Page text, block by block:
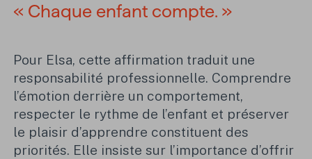
« Chaque enfant compte. »
Pour Elsa, cette affirmation traduit une
responsabilité professionnelle. Comprendre
l’émotion derrière un comportement,
respecter le rythme de l’enfant et préserver
le plaisir d’apprendre constituent des
priorités. Elle insiste sur l’importance d’offrir